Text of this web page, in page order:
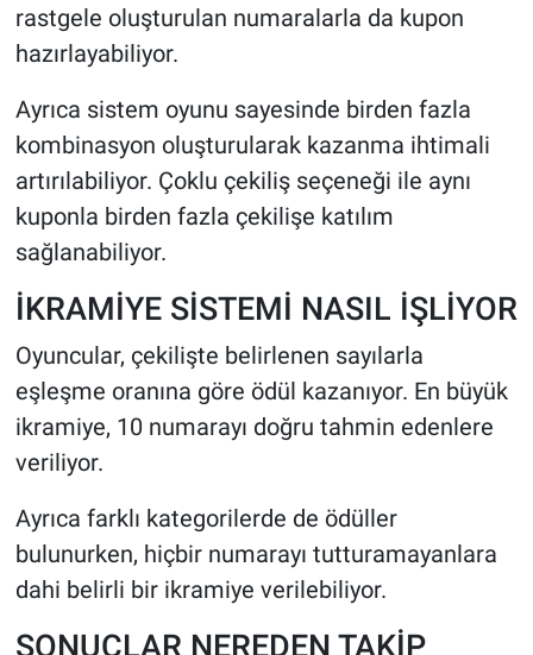
rastgele oluşturulan numaralarla da kupon
hazırlayabiliyor.
Ayrıca sistem oyunu sayesinde birden fazla
kombinasyon oluşturularak kazanma ihtimali
artırılabiliyor. Çoklu çekiliş seçeneği ile aynı
kuponla birden fazla çekilişe katılım
sağlanabiliyor.
İKRAMİYE SİSTEMİ NASIL İŞLİYOR
Oyuncular, çekilişte belirlenen sayılarla
eşleşme oranına göre ödül kazanıyor. En büyük
ikramiye, 10 numarayı doğru tahmin edenlere
veriliyor.
Ayrıca farklı kategorilerde de ödüller
bulunurken, hiçbir numarayı tutturamayanlara
dahi belirli bir ikramiye verilebiliyor.
SONUÇLAR NEREDEN TAKİP